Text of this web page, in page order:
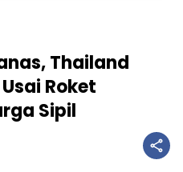
Thailand
Roket
Sipil